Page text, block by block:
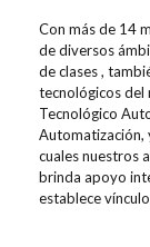
Con más de 14
de diversos
de clases ,
tecnológicos del
Tecnológico
Automatización,
cuales nuestros
brinda apoyo
establece